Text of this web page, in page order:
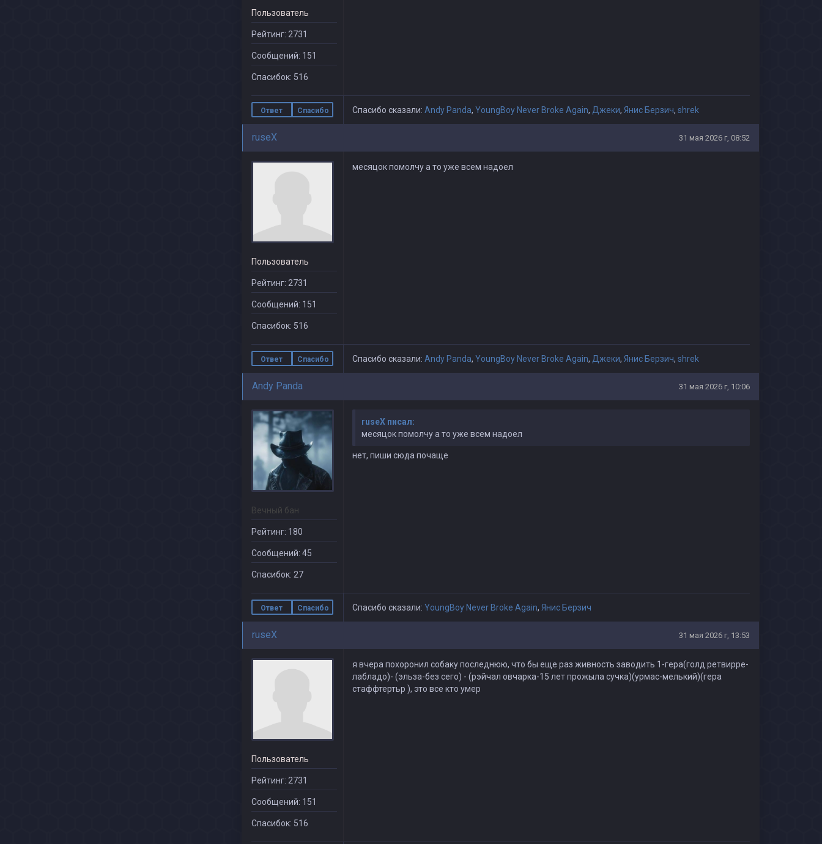
Пользователь
Рейтинг: 2731
Сообщений: 151
Спасибок: 516
Ответ Спасибо Спасибо сказали: Andy Panda, YoungBoy Never Broke Again, Джеки, Янис Берзич, shrek
ruseX 31 мая 2026 г, 08:52
Пользователь
Рейтинг: 2731
Сообщений: 151
Спасибок: 516
месяцок помолчу а то уже всем надоел
Ответ Спасибо Спасибо сказали: Andy Panda, YoungBoy Never Broke Again, Джеки, Янис Берзич, shrek
Andy Panda 31 мая 2026 г, 10:06
Вечный бан
Рейтинг: 180
Сообщений: 45
Спасибок: 27
ruseX писал:
месяцок помолчу а то уже всем надоел
нет, пиши сюда почаще
Ответ Спасибо Спасибо сказали: YoungBoy Never Broke Again, Янис Берзич
ruseX 31 мая 2026 г, 13:53
Пользователь
Рейтинг: 2731
Сообщений: 151
Спасибок: 516
я вчера похоронил собаку последнюю, что бы еще раз живность заводить 1-гера(голд ретвирре-
лабладо)- (эльза-без сего) - (рэйчал овчарка-15 лет прожыла сучка)(урмас-мелький)(гера
стаффтертьр ), это все кто умер